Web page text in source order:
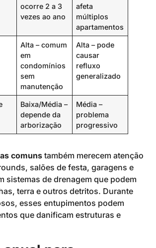
ocorre 2 a 3
vezes ao ano
afeta
múltiplos
apartamentos
Alta – comum
em
condomínios
sem
manutenção
Alta – pode
causar
refluxo
generalizado
Baixa/Média –
depende da
arborização
Média –
problema
progressivo
comuns também merecem atenção
salões de festa, garagens e
sistemas de drenagem que podem
terra e outros detritos. Durante
esses entupimentos podem
que danificam estruturas e